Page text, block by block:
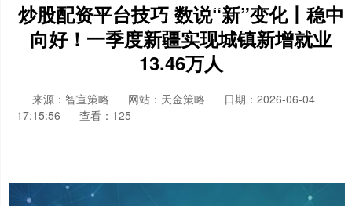
炒股配资平台技巧 数说“新”变化丨稳中
向好！一季度新疆实现城镇新增就业
13.46万人
来源：智宣策略 网站：天金策略
日期：2026-06-04
17:15:56
查看：125